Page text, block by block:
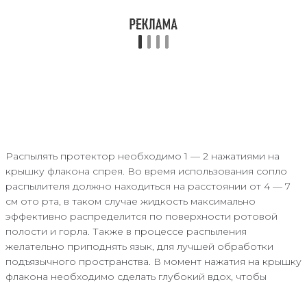
Распылять протектор необходимо 1 — 2 нажатиями на
крышку флакона спрея. Во время использования сопло
распылителя должно находиться на расстоянии от 4 — 7
см ото рта, в таком случае жидкость максимально
эффективно распределится по поверхности ротовой
полости и горла. Также в процессе распыления
желательно приподнять язык, для лучшей обработки
подъязычного пространства. В момент нажатия на крышку
флакона необходимо сделать глубокий вдох, чтобы